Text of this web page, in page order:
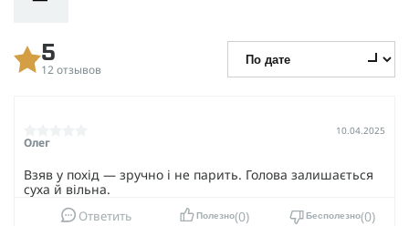
5
12 отзывов
Олег
10.04.2025
Взяв у похід — зручно і не парить. Голова залишається
суха й вільна.
Ответить Полезно 0 Бесполезно 0